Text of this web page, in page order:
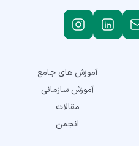
آموزش های جامع
آموزش سازمانی
مقالات
انجمن